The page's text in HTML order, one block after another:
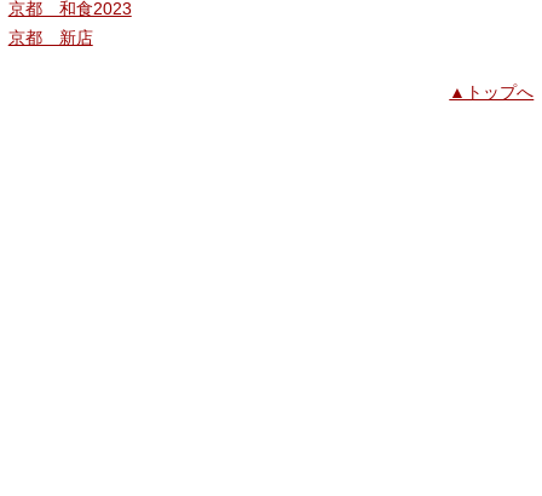
京都 和食2023
京都 新店
▲トップへ